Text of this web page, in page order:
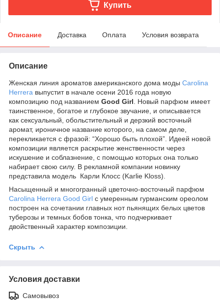
Купить
Описание Доставка Оплата Условия возврата
Описание
Женская линия ароматов американского дома моды Carolina
Herrera выпустит в начале осени 2016 года новую
композицию под названием Good Girl . Новый парфюм имеет
таинственное, богатое и глубокое звучание, и описывается
как сексуальный, обольстительный и дерзкий восточный
аромат, ироничное название которого, на самом деле,
перекликается с фразой: “Хорошо быть плохой”. Идеей новой
композиции является раскрытие женственности через
искушение и соблазнение, с помощью которых она только
набирает свою силу. В рекламной компании новинку
представила модель Карли Клосс (Karlie Kloss).
Насыщенный и многогранный цветочно-восточный парфюм
Carolina Herrera Good Girl с умеренным гурманским ореолом
построен на сочетании главных нот пьянящих белых цветов
туберозы и темных бобов тонка, что подчеркивает
двойственный характер композиции.
Скрыть
Условия доставки
Самовывоз